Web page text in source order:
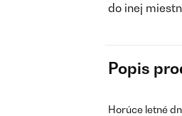
do inej
Popis
Horúce letné